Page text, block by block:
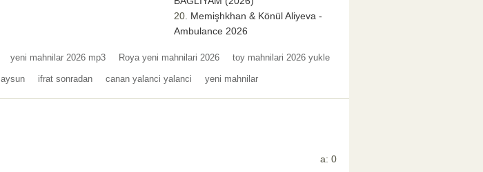
Memişhkhan & Könül Aliyeva -
Ambulance 2026
yeni mahnilar 2026 mp3 Roya yeni mahnilari 2026 toy mahnilari 2026 yukle
aysun ifrat sonradan canan yalanci yalanci yeni mahnilar
a: 0